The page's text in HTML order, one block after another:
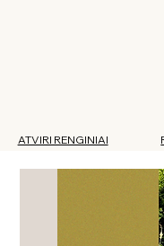
ATVIRI RENGINIAI